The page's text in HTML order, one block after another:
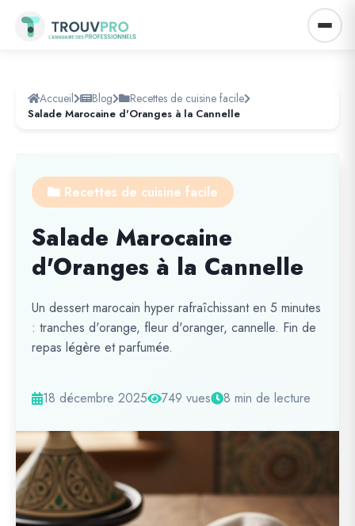
Accueil Blog Recettes de cuisine facile
Salade Marocaine d'Oranges à la Cannelle
Recettes de cuisine facile
Salade Marocaine
d'Oranges à la Cannelle
Un dessert marocain hyper rafraîchissant en 5 minutes
: tranches d'orange, fleur d'oranger, cannelle. Fin de
repas légère et parfumée.
18 décembre 2025 749 vues 8 min de lecture